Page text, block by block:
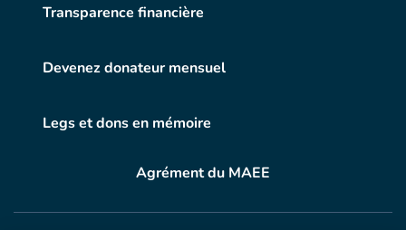
Transparence financière
Devenez donateur mensuel
Legs et dons en mémoire
Agrément du MAEE